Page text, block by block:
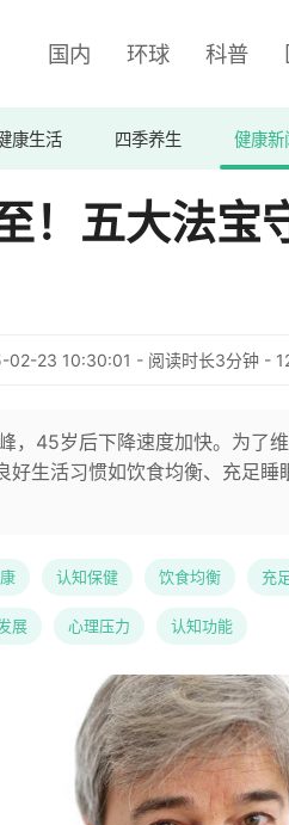
国内 环球 科普
康生活 四季养生 健康新
！五大法宝
02-23 10:30:01 - 阅读时长3分钟 -
，45岁后下降速度加快。为了
生活习惯如饮食均衡、充足
认知保健 饮食均衡 充
展 心理压力 认知功能